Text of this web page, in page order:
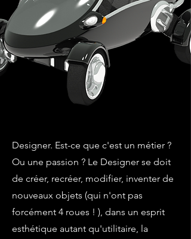
Designer. Est-ce que c'est un métier ?
Ou une passion ? Le Designer se doit
de créer, recréer, modifier, inventer de
nouveaux objets (qui n'ont pas
forcément 4 roues ! ), dans un esprit
esthétique autant qu'utilitaire, la